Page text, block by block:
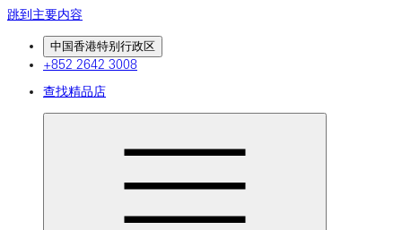
跳到主要内容
中国香港特别行政区
+852 2642 3008
查找精品店